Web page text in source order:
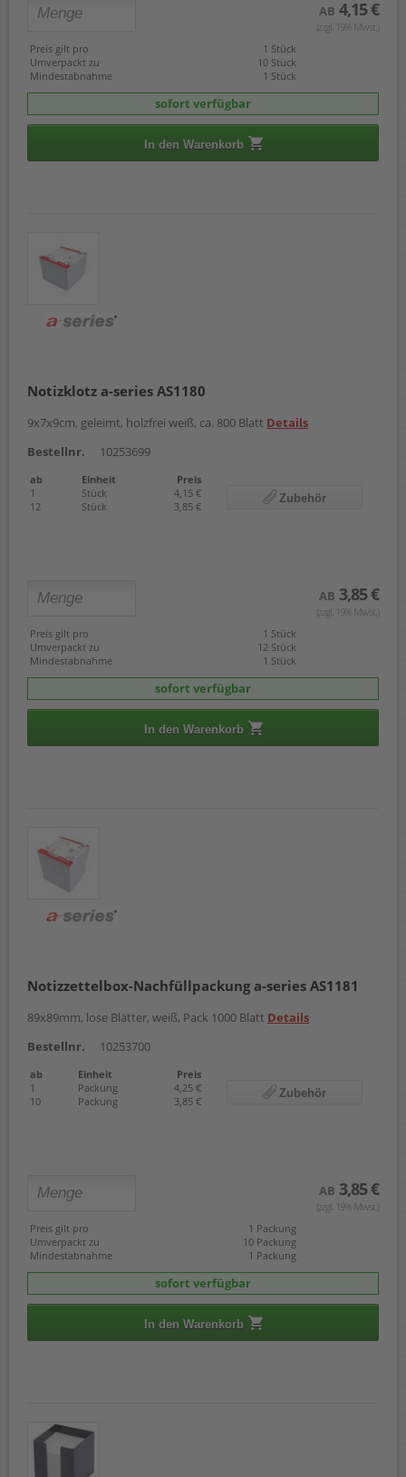
AB 4,15 €
(zzgl. 19% Mwst.)
Preis gilt pro
1 Stück
Umverpackt zu
10 Stück
Mindestabnahme
1 Stück
sofort verfügbar
In den Warenkorb
Notizklotz a-series AS1180
9x7x9cm, geleimt, holzfrei weiß, ca. 800 Blatt Details
Bestellnr.
10253699
ab Einheit
Preis
1
Stück
4,15 €
12
Stück 3,85 €
Zubehör
AB 3,85 €
(zzgl. 19% Mwst.)
Preis gilt pro
1 Stück
Umverpackt zu
12 Stück
Mindestabnahme
1 Stück
sofort verfügbar
In den Warenkorb
Notizzettelbox-Nachfüllpackung a-series AS1181
89x89mm, lose Blätter, weiß, Pack 1000 Blatt Details
Bestellnr.
10253700
ab Einheit
Preis
1
Packung
4,25 €
10
Packung 3,85 €
Zubehör
AB 3,85 €
(zzgl. 19% Mwst.)
Preis gilt pro
1 Packung
Umverpackt zu
10 Packung
Mindestabnahme
1 Packung
sofort verfügbar
In den Warenkorb